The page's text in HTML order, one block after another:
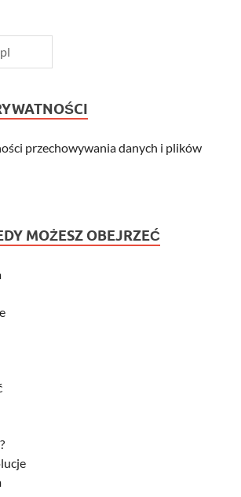
przechowywania danych i plików
MOŻESZ OBEJRZEĆ